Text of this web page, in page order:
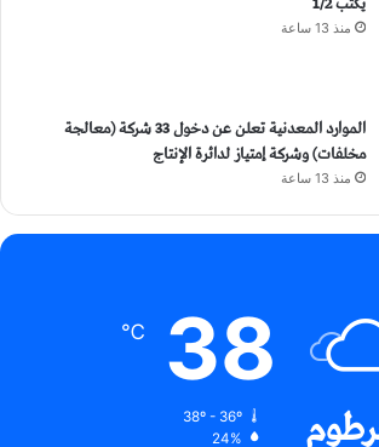
منذ 13 ساعة
الموارد المعدنية تعلن عن دخول 33 شركة (معالجة
مخلفات) وشركة إمتياز لدائرة الإنتاج
منذ 13 ساعة
38
℃
38º - 36º
24%